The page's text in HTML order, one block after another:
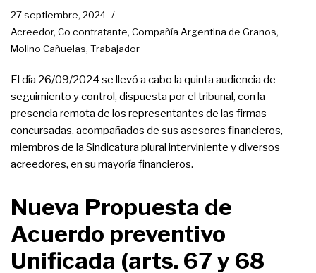
27 septiembre, 2024
Acreedor, Co contratante, Compañía Argentina de Granos,
Molino Cañuelas, Trabajador
El día 26/09/2024 se llevó a cabo la quinta audiencia de
seguimiento y control, dispuesta por el tribunal, con la
presencia remota de los representantes de las firmas
concursadas, acompañados de sus asesores financieros,
miembros de la Sindicatura plural interviniente y diversos
acreedores, en su mayoría financieros.
Nueva Propuesta de
Acuerdo preventivo
Unificada (arts. 67 y 68